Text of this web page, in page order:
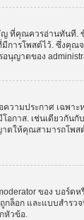
ที่คุณควรอ่านทันที.
การโพสต์ไว้. ซึ่งคุณ
นุญาตของ
วามประกาศ เฉพาะ
กาส. เช่นเดียวกันกั
าตให้คุณสามารถโพ
ของ บอร์ดห
ล็อก และแบบสำรว
หัวข้อ.